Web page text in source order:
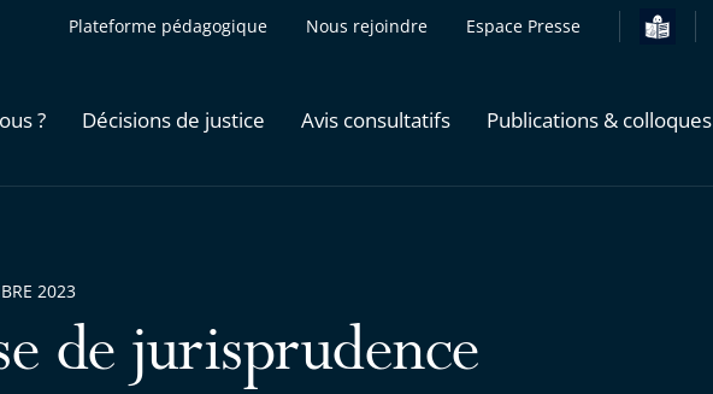
Plateforme pédagogique Nous rejoindre Espace Presse
? Décisions de justice Avis consultatifs Publications & colloques
de jurisprudence
2023